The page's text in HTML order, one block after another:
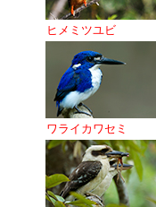
ヒメミツユビ
ワライカワセミ